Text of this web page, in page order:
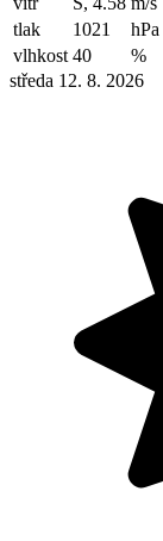
tlak
1021
hPa
vlhkost 40
%
středa 12. 8. 2026